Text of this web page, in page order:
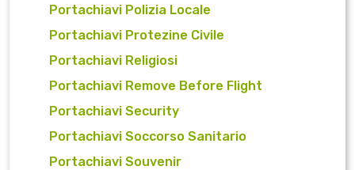
Portachiavi Polizia Locale
Portachiavi Protezine Civile
Portachiavi Religiosi
Portachiavi Remove Before Flight
Portachiavi Security
Portachiavi Soccorso Sanitario
Portachiavi Souvenir